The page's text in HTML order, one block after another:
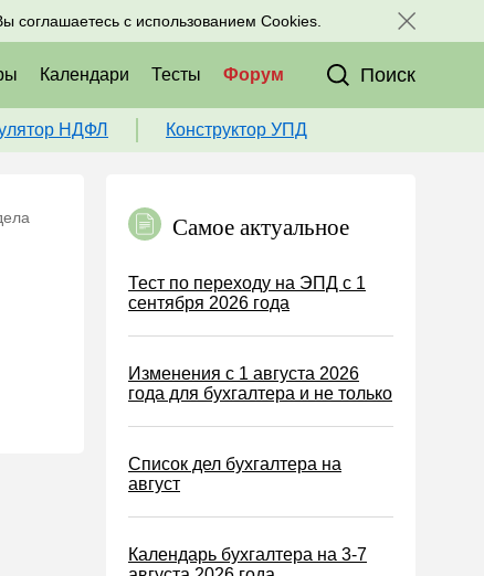
соглашаетесь с использованием Cookies.
к нам в соц. сетях:
Календари Тесты Форум Поиск
НДФЛ Конструктор УПД
Самое актуальное
Тест по переходу на ЭПД с 1
сентября 2026 года
Изменения с 1 августа 2026
года для бухгалтера и не только
Список дел бухгалтера на
август
Календарь бухгалтера на 3-7